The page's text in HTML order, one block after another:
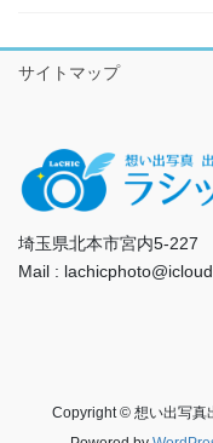
サイトマップ
埼玉県北本市宮内5-227
Mail :
Copyright © 想い出写真